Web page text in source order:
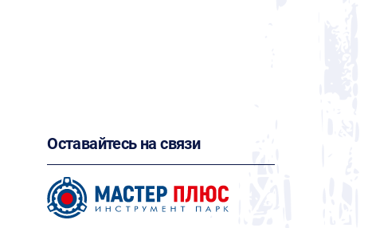
Оставайтесь на связи